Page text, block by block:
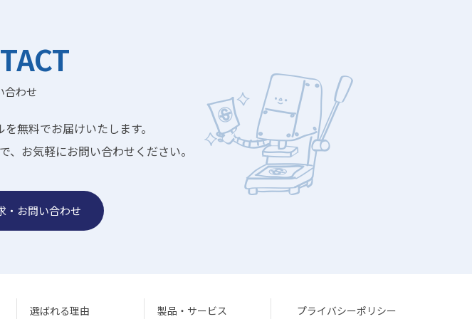
合わせ
無料でお届けいたします。
、お気軽にお問い合わせください。
・お問い合わせ
選ばれる理由 製品・サービス プライバシーポリシー